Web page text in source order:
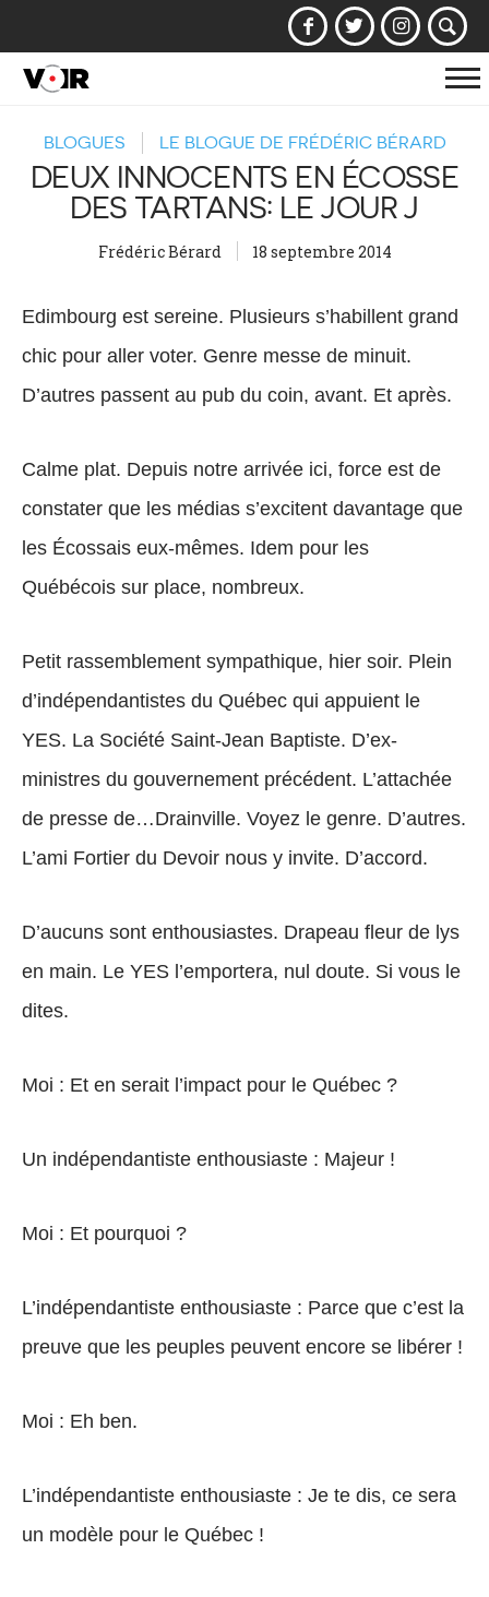
BLOGUES LE BLOGUE DE FRÉDÉRIC BÉRARD
DEUX INNOCENTS EN ÉCOSSE
DES TARTANS: LE JOUR J
Frédéric Bérard 18 septembre 2014
Edimbourg est sereine. Plusieurs s’habillent grand
chic pour aller voter. Genre messe de minuit.
D’autres passent au pub du coin, avant. Et après.
Calme plat. Depuis notre arrivée ici, force est de
constater que les médias s’excitent davantage que
les Écossais eux-mêmes. Idem pour les
Québécois sur place, nombreux.
Petit rassemblement sympathique, hier soir. Plein
d’indépendantistes du Québec qui appuient le
YES. La Société Saint-Jean Baptiste. D’ex-
ministres du gouvernement précédent. L’attachée
de presse de…Drainville. Voyez le genre. D’autres.
L’ami Fortier du Devoir nous y invite. D’accord.
D’aucuns sont enthousiastes. Drapeau fleur de lys
en main. Le YES l’emportera, nul doute. Si vous le
dites.
Moi : Et en serait l’impact pour le Québec ?
Un indépendantiste enthousiaste : Majeur !
Moi : Et pourquoi ?
L’indépendantiste enthousiaste : Parce que c’est la
preuve que les peuples peuvent encore se libérer !
Moi : Eh ben.
L’indépendantiste enthousiaste : Je te dis, ce sera
un modèle pour le Québec !